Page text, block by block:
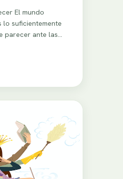
El mundo
lo suficientemente
parecer ante las…